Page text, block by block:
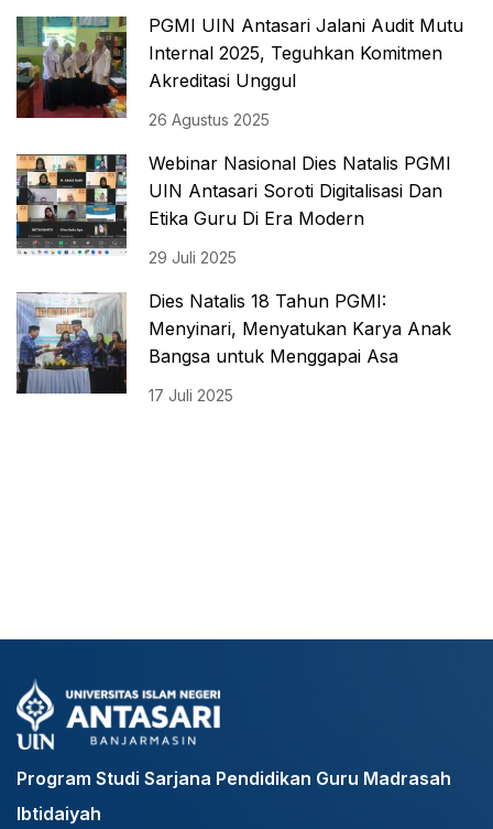
PGMI UIN Antasari Jalani Audit Mutu
Internal 2025, Teguhkan Komitmen
Akreditasi Unggul
26 Agustus 2025
Webinar Nasional Dies Natalis PGMI
UIN Antasari Soroti Digitalisasi Dan
Etika Guru Di Era Modern
29 Juli 2025
Dies Natalis 18 Tahun PGMI:
Menyinari, Menyatukan Karya Anak
Bangsa untuk Menggapai Asa
17 Juli 2025
Program Studi Sarjana Pendidikan Guru Madrasah
Ibtidaiyah